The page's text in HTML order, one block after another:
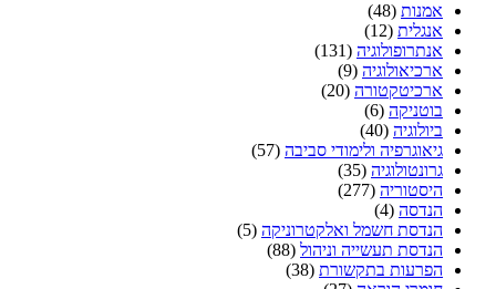
אמנות (48)
אנגלית (12)
אנתרופולוגיה (131)
ארכיאולוגיה (9)
ארכיטקטורה (20)
בוטניקה (6)
ביולוגיה (40)
גיאוגרפיה ולימודי סביבה (57)
גרונטולוגיה (35)
היסטוריה (277)
הנדסה (4)
הנדסת חשמל ואלקטרוניקה (5)
הנדסת תעשייה וניהול (88)
הפרעות בתקשורת (38)